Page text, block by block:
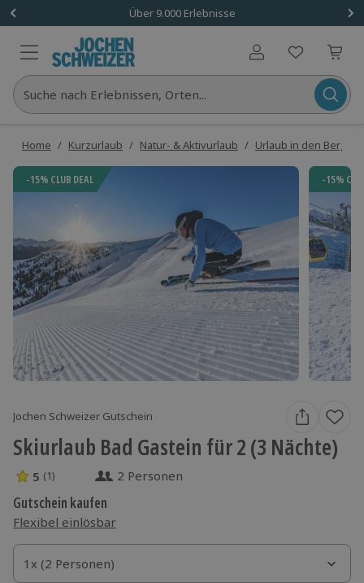
Über 9.000 Erlebnisse
Benutzerkonto
Suche nach Erlebnissen, Orten...
Home / Kurzurlaub / Natur- & Aktivurlaub / Urlaub in den Bergen
-15% CLUB DEAL -15%
Jochen Schweizer Gutschein
Skiurlaub Bad Gastein für 2 (3 Nächte)
5 Sterne von 5 aus 1 Bewertungen
5 (1) 2 Personen
Gutschein kaufen
Flexibel einlösbar
1x (2 Personen)
1x (2 Personen)
1x (2 Personen)